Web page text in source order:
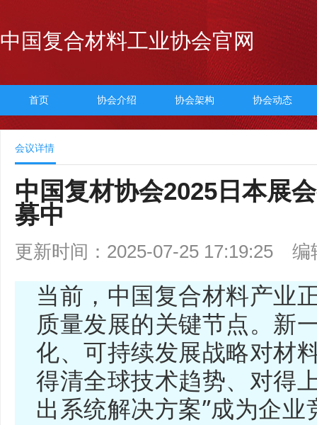
中国复合材料工业协会官网
首页 协会介绍 协会架构 协会动态
会议详情
中国复材协会2025日本展
募中
更新时间：2025-07-25 17:19:25 编
当前，中国复合材料产业
质量发展的关键节点。新
化、可持续发展战略对材
得清全球技术趋势、对得
出系统解决方案”成为企